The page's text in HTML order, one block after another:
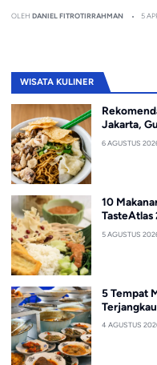
OLEH DANIEL FITROTIRRAHMAN 5
WISATA KULINER
Jakarta,
6 AGUSTUS
10
TasteAtlas
5 AGUSTUS
5 Tempat
4 AGUSTUS